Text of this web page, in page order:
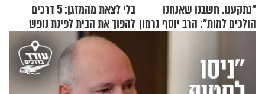
"נתקענו. חשבנו שאנחנו
הולכים למות": הרב יוסף גרמון
בלי לצאת מהמזגן: 5 דרכים
להפוך את הבית לפינת נופש
מעוצבת